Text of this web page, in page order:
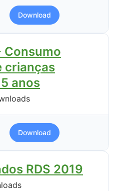
Download
Consumo
crianças
anos
Download
RDS 2019